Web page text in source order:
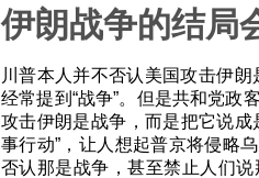
伊朗战争的结局
川普本人并不否认美国攻击伊
经常提到“战争”。但是共和党政
攻击伊朗是战争，而是把它说成
事行动”，让人想起普京将侵略
否认那是战争，甚至禁止人们